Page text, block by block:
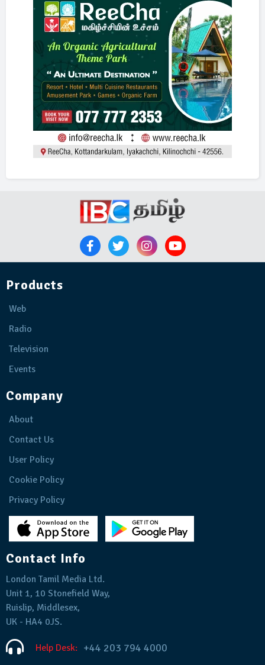
Products
Web
Radio
Television
Events
Company
About
Contact Us
User Policy
Cookie Policy
Privacy Policy
Contact Info
London Tamil Media Ltd.
Unit 1, 10 Stonefield Way,
Ruislip, Middlesex,
UK - HA4 0JS.
Help Desk: +44 203 794 4000